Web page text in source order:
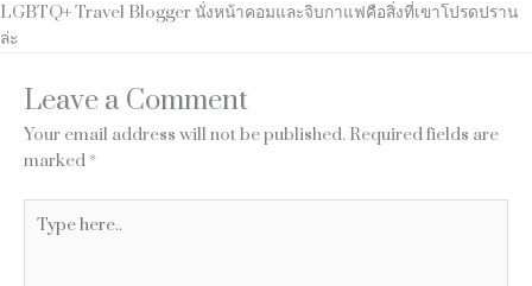
LGBTQ+ Travel Blogger นั่งหน้าคอมและจิบกาแฟคือสิ่งที่เขาโปรดปราน
ล่ะ
Leave a Comment
Your email address will not be published. Required fields are
marked *
here..